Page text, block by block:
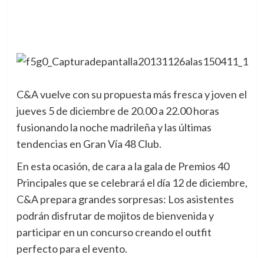
C&A vuelve con su propuesta más fresca y joven el
jueves 5 de diciembre de 20.00 a 22.00 horas
fusionando la noche madrileña y las últimas
tendencias en Gran Vía 48 Club.
En esta ocasión, de cara a la gala de Premios 40
Principales que se celebrará el día 12 de diciembre,
C&A prepara grandes sorpresas: Los asistentes
podrán disfrutar de mojitos de bienvenida y
participar en un concurso creando el outfit
perfecto para el evento.